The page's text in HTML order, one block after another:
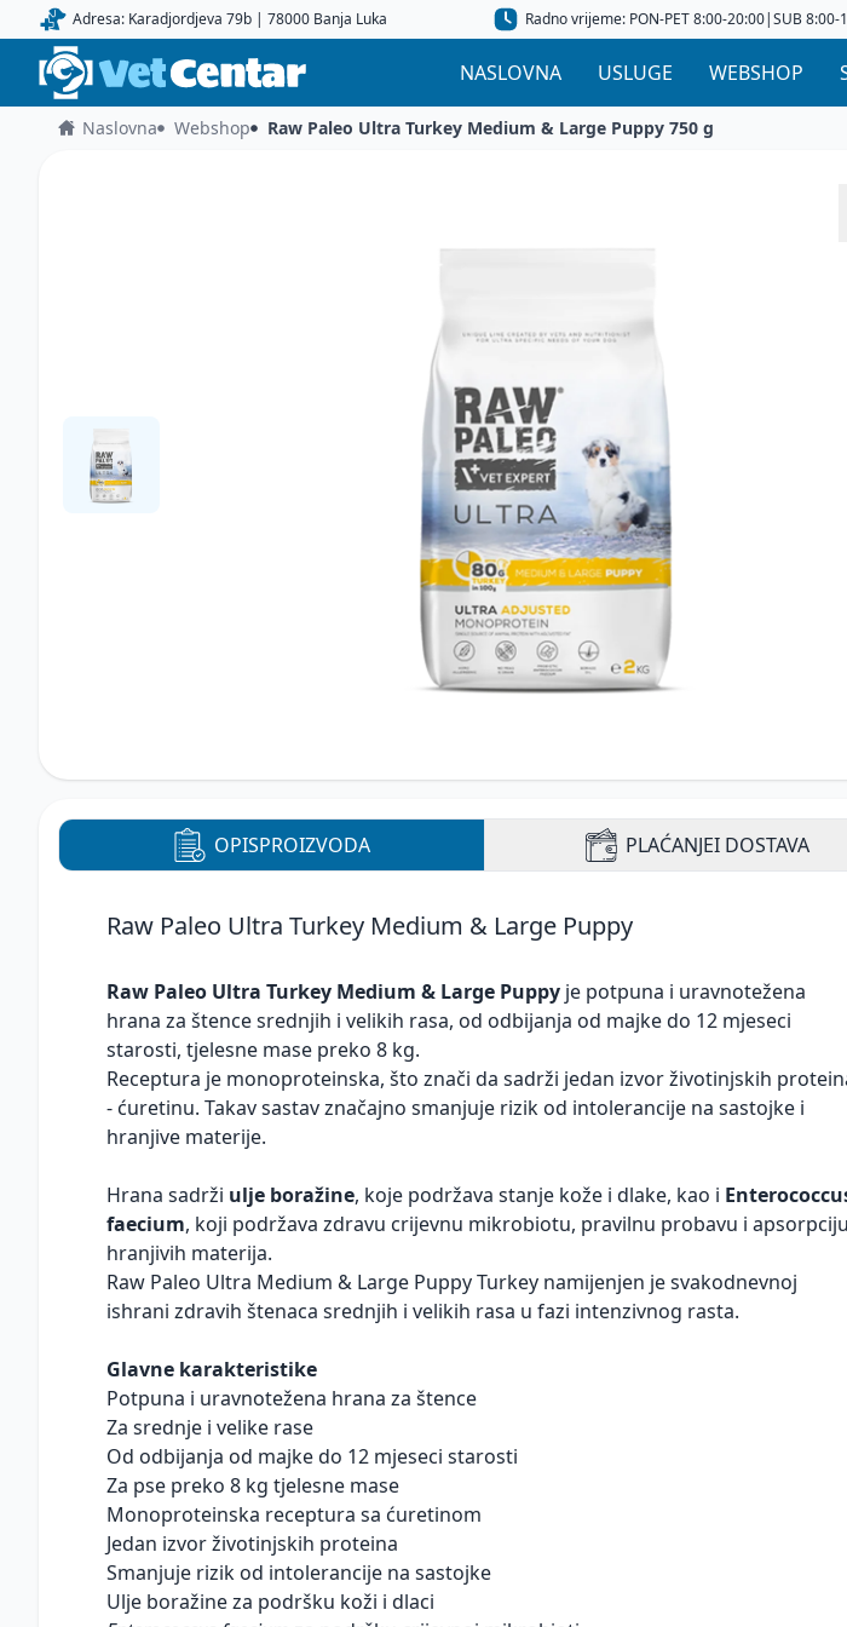
Adresa: Karadjordjeva 79b | 78000 Banja Luka Radno vrijeme: PON-PET 8:00-20:00|SUB
NASLOVNA USLUGE WEBSHOP
Naslovna Webshop Raw Paleo Ultra Turkey Medium & Large Puppy 750 g
OPISPROIZVODA PLAĆANJEI DOSTAVA
Raw Paleo Ultra Turkey Medium & Large Puppy
Raw Paleo Ultra Turkey Medium & Large Puppy je potpuna i uravnotežena
hrana za štence srednjih i velikih rasa, od odbijanja od majke do 12 mjeseci
starosti, tjelesne mase preko 8 kg.
Receptura je monoproteinska, što znači da sadrži jedan izvor životinjskih
- ćuretinu. Takav sastav značajno smanjuje rizik od intolerancije na sastojke i
hranjive materije.
Hrana sadrži ulje boražine, koje podržava stanje kože i dlake, kao i
faecium, koji podržava zdravu crijevnu mikrobiotu, pravilnu probavu i apsorpciju
hranjivih materija.
Raw Paleo Ultra Medium & Large Puppy Turkey namijenjen je svakodnevnoj
ishrani zdravih štenaca srednjih i velikih rasa u fazi intenzivnog rasta.
Glavne karakteristike
Potpuna i uravnotežena hrana za štence
Za srednje i velike rase
Od odbijanja od majke do 12 mjeseci starosti
Za pse preko 8 kg tjelesne mase
Monoproteinska receptura sa ćuretinom
Jedan izvor životinjskih proteina
Smanjuje rizik od intolerancije na sastojke
Ulje boražine za podršku koži i dlaci